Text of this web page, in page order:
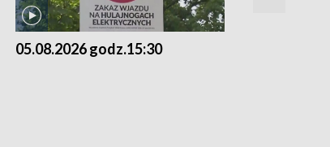
05.08.2026 godz.15:30